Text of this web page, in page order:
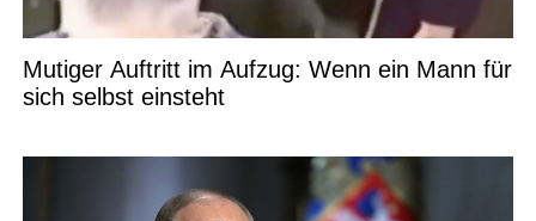
Mutiger Auftritt im Aufzug: Wenn ein Mann für
sich selbst einsteht